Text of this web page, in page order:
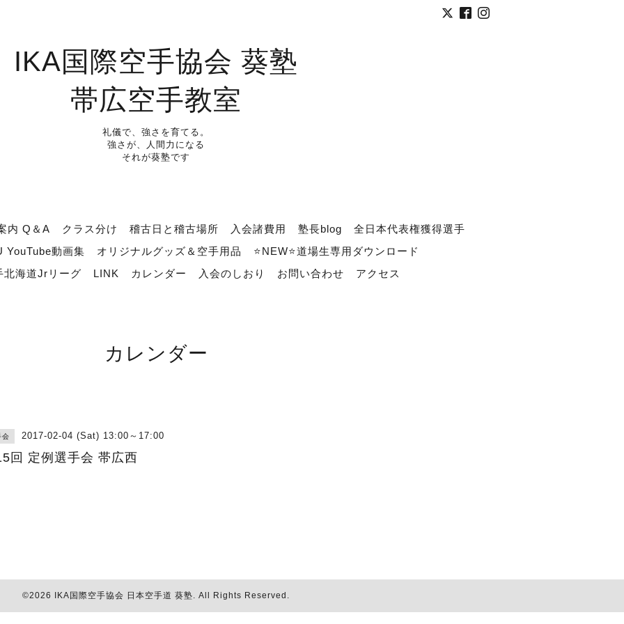
IKA国際空手協会 葵塾
帯広空手教室
礼儀で、強さを育てる。
強さが、人間力になる
それが葵塾です
内 Q＆A クラス分け 稽古日と稽古場所 入会諸費用 塾長blog
全日本代表権獲得選手
YouTube動画集
オリジナルグッズ＆空手用品
⭐NEW⭐道場生専用ダウンロード
北海道Jrリーグ
LINK カレンダー 入会のしおり お問い合わせ アクセス
カレンダー
会 2017-02-04 (Sat) 13:00～17:00
回 定例選手会 帯広西
©2026 IKA国際空手協会 日本空手道 葵塾. All Rights Reserved.